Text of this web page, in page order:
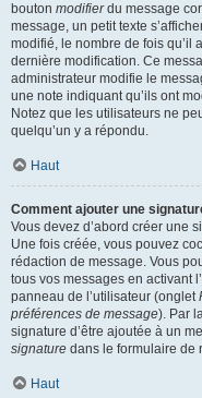
bouton modifierdu message
message, un petit texte
modifié, le nombre de fois qu’il
dernière modification. Ce
administrateur modifie le
une note indiquant qu’ils ont
Notez que les utilisateurs ne
quelqu’un y a répondu.
Haut
Comment ajouter une
Vous devez d’abord créer une
Une fois créée, vous pouvez
rédaction de message. Vous
tous vos messages en activant
panneau de l’utilisateur (onglet
préférences de message). Par
signature d’être ajoutée à un
signature dans le formulaire de
Haut